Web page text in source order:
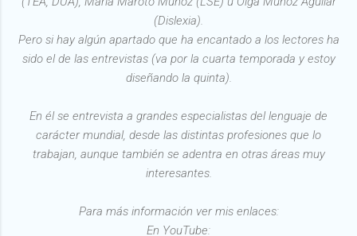
(Dislexia).
Pero si hay algún apartado que ha encantado a los lectores ha
sido el de las entrevistas (va por la cuarta temporada y estoy
diseñando la quinta).
En él se entrevista a grandes especialistas del lenguaje de
carácter mundial, desde las distintas profesiones que lo
trabajan, aunque también se adentra en otras áreas muy
interesantes.
Para más información ver mis enlaces:
En YouTube: